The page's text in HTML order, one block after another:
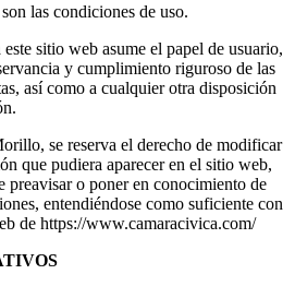
las condiciones de uso.
sitio web asume el papel de usuario,
y cumplimiento riguroso de las
así como a cualquier otra disposición
se reserva el derecho de modificar
que pudiera aparecer en el sitio web,
preavisar o poner en conocimiento de
entendiéndose como suficiente con
de https://www.camaracivica.com/